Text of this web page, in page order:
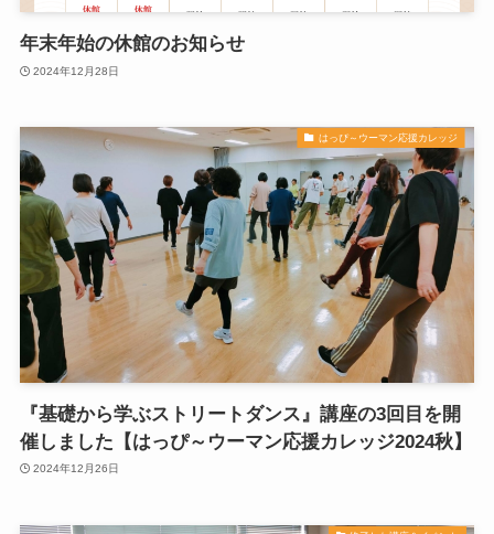
年末年始の休館のお知らせ
2024年12月28日
はっぴ～ウーマン応援カレッジ
『基礎から学ぶストリートダンス』講座の3回目を開
催しました【はっぴ～ウーマン応援カレッジ2024秋】
2024年12月26日